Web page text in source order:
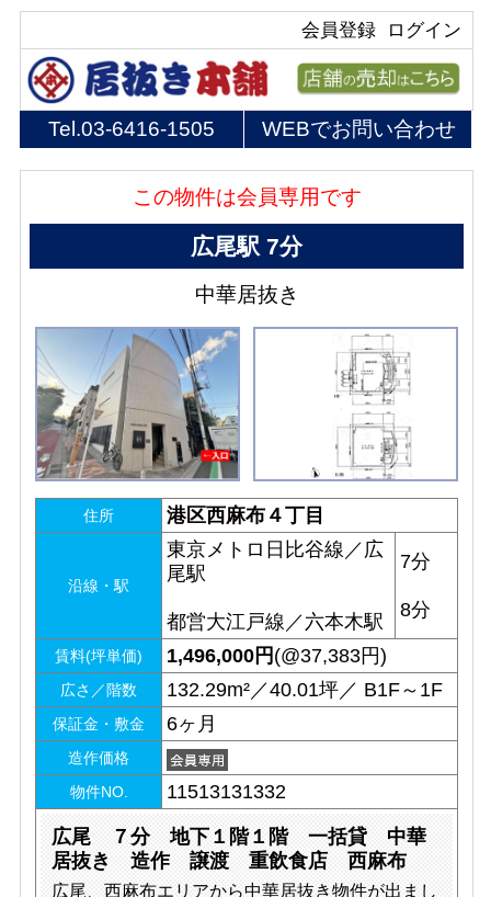
ログイン
会員登録
Tel.03-6416-1505 WEBでお問い合わせ
この物件は会員専用です
広尾駅 7分
中華居抜き
住所 港区西麻布４丁目
沿線・駅
東京メトロ日比谷線／広
尾駅
都営大江戸線／六本木駅
7分
8分
賃料(坪単価) 1,496,000円 (@37,383円)
広さ／階数 132.29m²／40.01坪／ B1F～1F
保証金・敷金 6ヶ月
造作価格
物件NO.
11513131332
広尾 ７分 地下１階１階 一括貸 中華
居抜き 造作 譲渡 重飲食店 西麻布
広尾、西麻布エリアから中華居抜き物件が出まし